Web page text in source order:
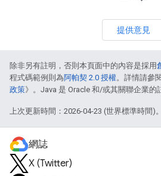
提供意見
除非另有註明，否則本頁面中的內容是採用
程式碼範例則為阿帕契 2.0 授權。詳情請參
政策》。Java 是 Oracle 和/或其關聯企業的
上次更新時間：2026-04-23 (世界標準時間)。
網誌
X (Twitter)